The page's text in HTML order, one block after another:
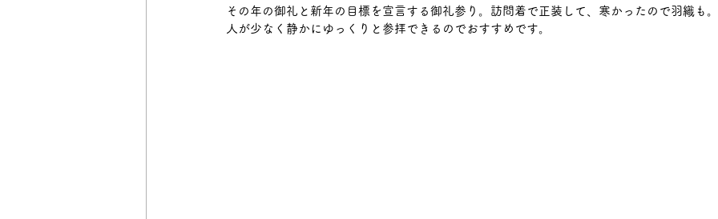
その年の御礼と新年の目標を宣言する御礼参り。訪問着で正装して、寒かったので羽織も。
人が少なく静かにゆっくりと参拝できるのでおすすめです。